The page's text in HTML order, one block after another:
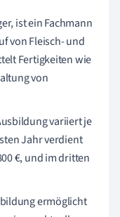
ist ein Fachmann
von Fleisch- und
Fertigkeiten wie
von
variiert je
Jahr verdient
€, und im dritten
ermöglicht